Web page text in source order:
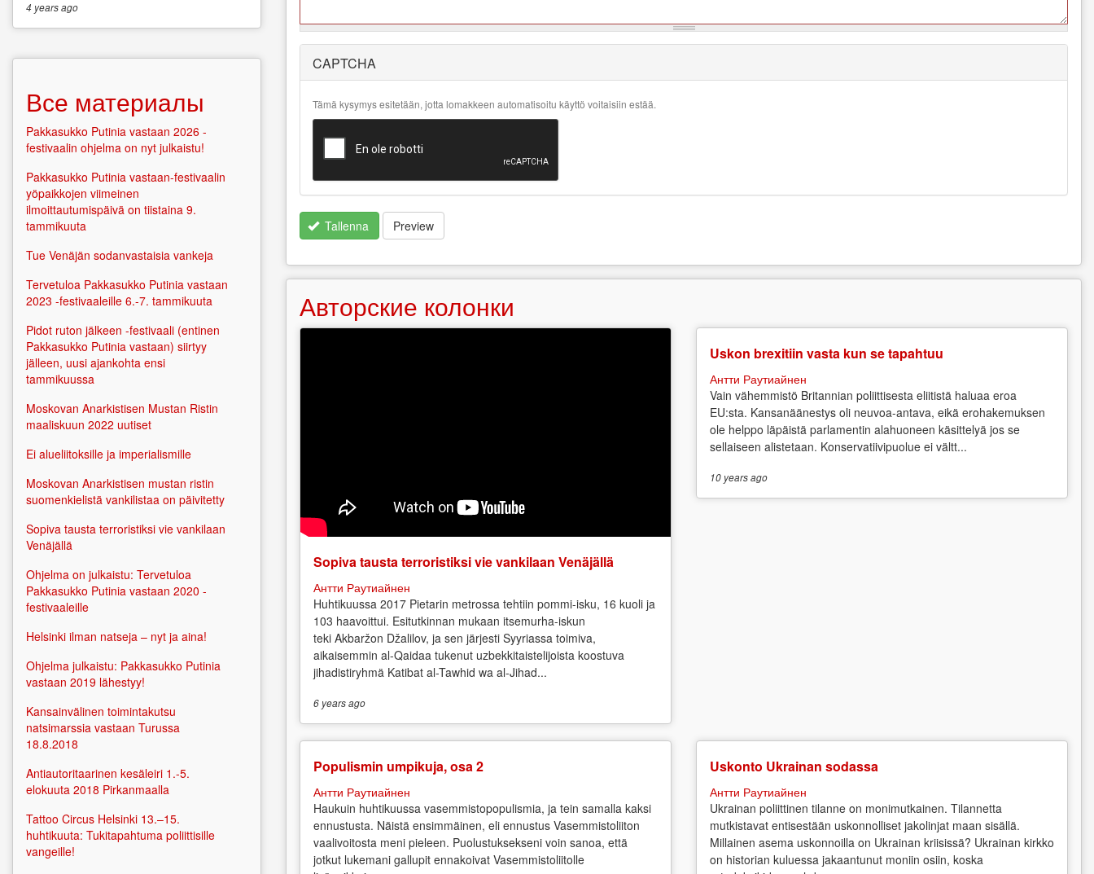
More
about text
CAPTCHA
Tämä kysymys esitetään, jotta lomakkeen automatisoitu käyttö voitaisiin estää.
Tallenna Preview
Авторские колонки
Sopiva tausta terroristiksi vie vankilaan Venäjällä
Антти Раутиайнен
Huhtikuussa 2017 Pietarin metrossa tehtiin pommi-isku, 16 kuoli ja
103 haavoittui. Esitutkinnan mukaan itsemurha-iskun
teki Akbaržon Džalilov, ja sen järjesti Syyriassa toimiva,
aikaisemmin al-Qaidaa tukenut uzbekkitaistelijoista koostuva
jihadistiryhmä Katibat al-Tawhid wa al-Jihad...
6 yearsago
Uskon brexitiin vasta kun se tapahtuu
Антти Раутиайнен
Vain vähemmistö Britannian poliittisesta eliitistä haluaa eroa
EU:sta. Kansanäänestys oli neuvoa-antava, eikä erohakemuksen
ole helppo läpäistä parlamentin alahuoneen käsittelyä jos se
sellaiseen alistetaan. Konservatiivipuolue ei vältt...
10 yearsago
Populismin umpikuja, osa 2
Антти Раутиайнен
Haukuin huhtikuussa vasemmistopopulismia, ja tein samalla kaksi
ennustusta. Näistä ensimmäinen, eli ennustus Vasemmistoliiton
vaalivoitosta meni pieleen. Puolustuksekseni voin sanoa, että
jotkut lukemani gallupit ennakoivat Vasemmistoliitolle
Uskonto Ukrainan sodassa
Антти Раутиайнен
Ukrainan poliittinen tilanne on monimutkainen. Tilannetta
mutkistavat entisestään uskonnolliset jakolinjat maan sisällä.
Millainen asema uskonnoilla on Ukrainan kriisissä? Ukrainan kirkko
on historian kuluessa jakaantunut moniin osiin, koska
4 yearsago
Все материалы
Pakkasukko Putinia vastaan 2026 -
festivaalin ohjelma on nyt julkaistu!
Pakkasukko Putinia vastaan-festivaalin
yöpaikkojen viimeinen
ilmoittautumispäivä on tiistaina 9.
tammikuuta
Tue Venäjän sodanvastaisia vankeja
Tervetuloa Pakkasukko Putinia vastaan
2023 -festivaaleille 6.-7. tammikuuta
Pidot ruton jälkeen -festivaali (entinen
Pakkasukko Putinia vastaan) siirtyy
jälleen, uusi ajankohta ensi
tammikuussa
Moskovan Anarkistisen Mustan Ristin
maaliskuun 2022 uutiset
Ei alueliitoksille ja imperialismille
Moskovan Anarkistisen mustan ristin
suomenkielistä vankilistaa on päivitetty
Sopiva tausta terroristiksi vie vankilaan
Venäjällä
Ohjelma on julkaistu: Tervetuloa
Pakkasukko Putinia vastaan 2020 -
festivaaleille
Helsinki ilman natseja – nyt ja aina!
Ohjelma julkaistu: Pakkasukko Putinia
vastaan 2019 lähestyy!
Kansainvälinen toimintakutsu
natsimarssia vastaan Turussa
18.8.2018
Antiautoritaarinen kesäleiri 1.-5.
elokuuta 2018 Pirkanmaalla
Tattoo Circus Helsinki 13.–15.
huhtikuuta: Tukitapahtuma poliittisille
vangeille!